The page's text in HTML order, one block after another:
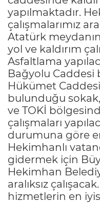
yapılmaktadır.
çalışmalarımız
Atatürk
yol ve kaldırım
Asfaltlama
Bağyolu Caddesi
Hükümet
bulunduğu sokak,
ve TOKİ
çalışmaları
durumuna göre
Hekimhanlı
gidermek için
Hekimhan
aralıksız
hizmetlerin en